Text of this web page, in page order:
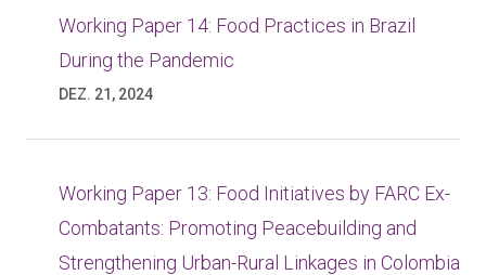
Working Paper 14: Food Practices in Brazil
During the Pandemic
DEZ. 21, 2024
Working Paper 13: Food Initiatives by FARC Ex-
Combatants: Promoting Peacebuilding and
Strengthening Urban-Rural Linkages in Colombia